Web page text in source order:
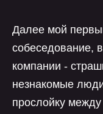
Далее мой
собеседование,
компании -
незнакомые
прослойку